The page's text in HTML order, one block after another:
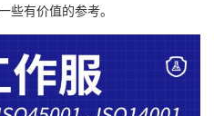
些有价值的参考。